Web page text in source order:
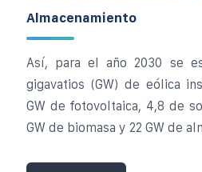
Almacenamiento
Así, para el año 2030 se
gigavatios (GW) de eólica
GW de fotovoltaica, 4,8 de
GW de biomasa y 22 GW de